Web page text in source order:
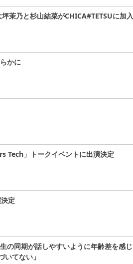
茉乃と杉山結菜がCHICA#TETSUに加入
かに
Tech」トークイベントに出演決定
定
の同期が話しやすいように年齢差を感じ
てない」